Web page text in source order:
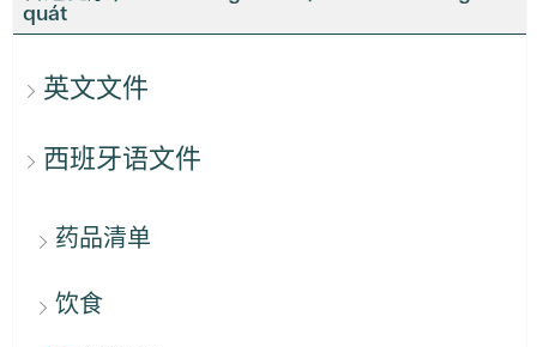
quát
英文文件
西班牙语文件
药品清单
饮食